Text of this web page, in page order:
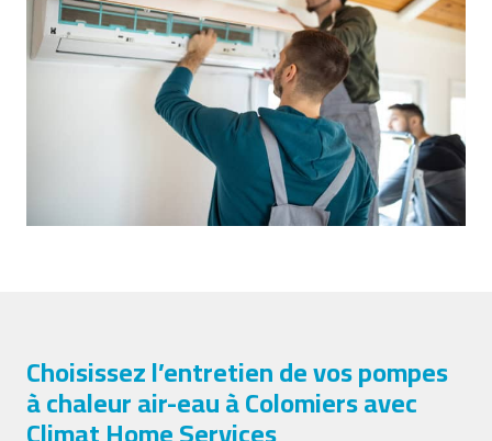
Choisissez l’entretien de vos pompes
à chaleur air-eau à Colomiers avec